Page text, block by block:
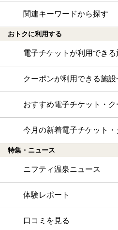
関連キーワードから探す
おトクに利用する
電子チケットが利用できる
クーポンが利用できる施設
おすすめ電子チケット・ク
今月の新着電子チケット
特集・ニュース
ニフティ温泉ニュース
体験レポート
口コミを見る